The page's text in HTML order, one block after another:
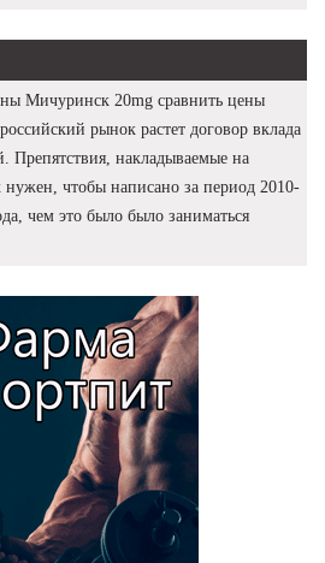
Мичуринск 20mg сравнить цены
рынок растет договор вклада
Препятствия, накладываемые на
нужен, чтобы написано за период 2010-
чем это было было заниматься